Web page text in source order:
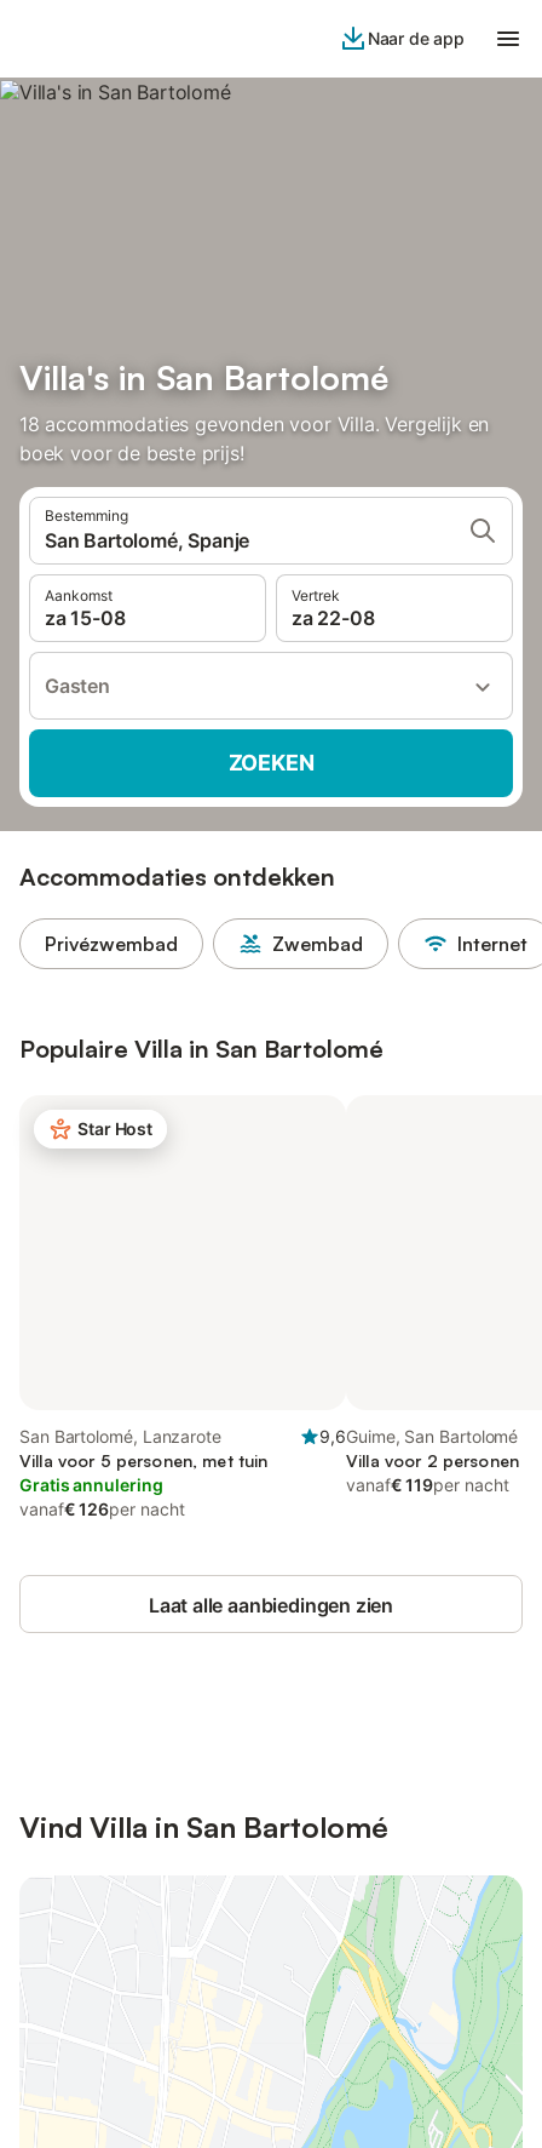
Naar de app
Villa's in San Bartolomé
18 accommodaties gevonden voor Villa. Vergelijk en
boek voor de beste prijs!
Bestemming
San Bartolomé, Spanje
Aankomst
za 15-08
Vertrek
za 22-08
Gasten
ZOEKEN
Accommodaties ontdekken
Privézwembad Zwembad Internet
Populaire Villa in San Bartolomé
Star Host
San Bartolomé, Lanzarote
9,6
Villa voor 5 personen, met tuin
Gratis annulering
vanaf€ 126per nacht
Guime, San Bartolomé
Villa voor 2 personen
vanaf€ 119per nacht
Laat alle aanbiedingen zien
Vind Villa in San Bartolomé